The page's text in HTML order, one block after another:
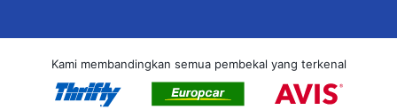
Kami membandingkan semua pembekal yang terkenal